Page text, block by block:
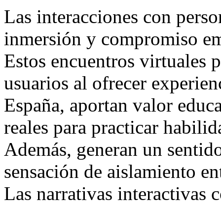
Las interacciones con
inmersión y compromiso
Estos encuentros virtuales
usuarios al ofrecer
España, aportan valor
reales para practicar
Además, generan un
sensación de aislamiento
Las narrativas interactivas